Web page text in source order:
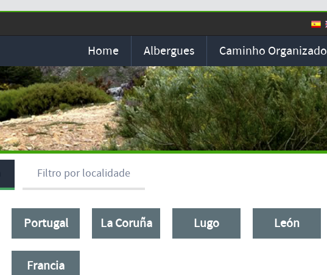
Home Albergues Caminho Organizado
Filtro por localidade
Portugal La Coruña Lugo León
Francia